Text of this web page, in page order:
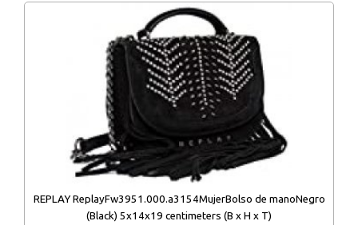
REPLAY ReplayFw3951.000.a3154MujerBolso de manoNegro
(Black) 5x14x19 centimeters (B x H x T)